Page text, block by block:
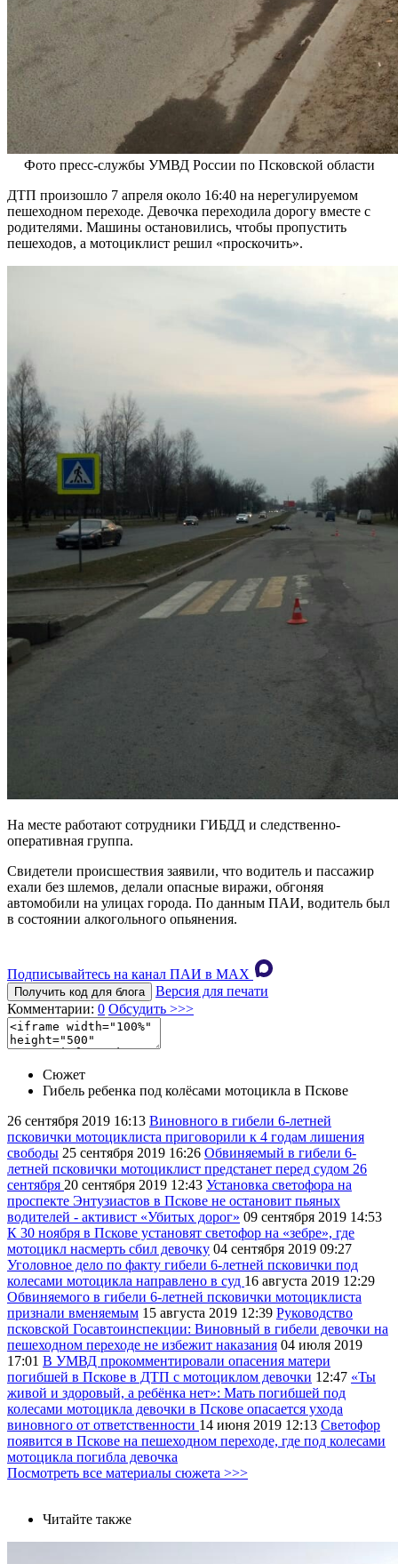
Фото пресс-службы УМВД России по Псковской области
ДТП произошло 7 апреля около 16:40 на нерегулируемом
пешеходном переходе. Девочка переходила дорогу вместе с
родителями. Машины остановились, чтобы пропустить
пешеходов, а мотоциклист решил «проскочить».
На месте работают сотрудники ГИБДД и следственно-
оперативная группа.
Свидетели происшествия заявили, что водитель и пассажир
ехали без шлемов, делали опасные виражи, обгоняя
автомобили на улицах города. По данным ПАИ, водитель был
в состоянии алкогольного опьянения.
Подписывайтесь на канал ПАИ в MAХ
Получить код для блога
Версия для печати
Комментарии: 0 Обсудить >>>
Сюжет
Гибель ребенка под колёсами мотоцикла в Пскове
26 сентября 2019 16:13 Виновного в гибели 6-летней
псковички мотоциклиста приговорили к 4 годам лишения
свободы 25 сентября 2019 16:26 Обвиняемый в гибели 6-
летней псковички мотоциклист предстанет перед судом 26
сентября 20 сентября 2019 12:43 Установка светофора на
проспекте Энтузиастов в Пскове не остановит пьяных
водителей - активист «Убитых дорог» 09 сентября 2019 14:53
К 30 ноября в Пскове установят светофор на «зебре», где
мотоцикл насмерть сбил девочку 04 сентября 2019 09:27
Уголовное дело по факту гибели 6-летней псковички под
колесами мотоцикла направлено в суд 16 августа 2019 12:29
Обвиняемого в гибели 6-летней псковички мотоциклиста
признали вменяемым 15 августа 2019 12:39 Руководство
псковской Госавтоинспекции: Виновный в гибели девочки на
пешеходном переходе не избежит наказания 04 июля 2019
17:01 В УМВД прокомментировали опасения матери
погибшей в Пскове в ДТП с мотоциклом девочки 12:47 «Ты
живой и здоровый, а ребёнка нет»: Мать погибшей под
колесами мотоцикла девочки в Пскове опасается ухода
виновного от ответственности 14 июня 2019 12:13 Светофор
появится в Пскове на пешеходном переходе, где под колесами
мотоцикла погибла девочка
Посмотреть все материалы сюжета >>>
Читайте также